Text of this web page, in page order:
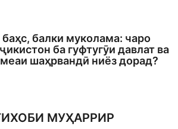
баҳс, балки муколама: чаро
ба гуфтугӯи давлат ва
шаҳрвандӣ ниёз дорад?
МУҲАРРИР